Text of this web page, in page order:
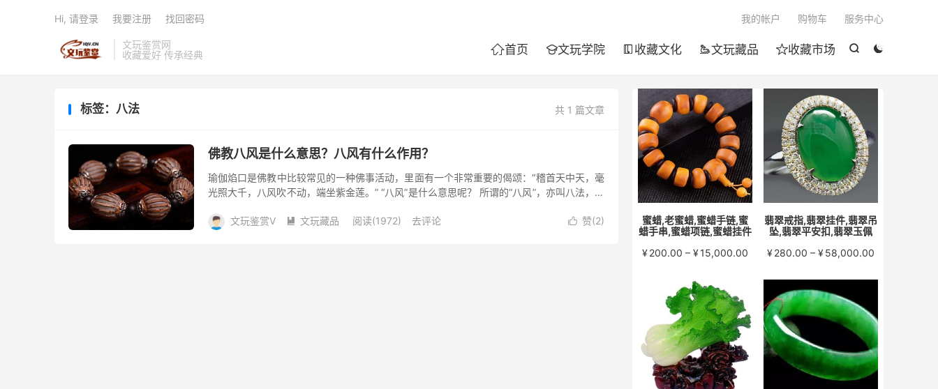
文玩鉴赏网
收藏爱好 传承经典


首页 文玩学院  收藏文化 文玩藏品 收藏市场
我的帐户 购物车 服务中心
Hi, 请登录 我要注册 找回密码
共 1 篇文章
标签：八法
佛教八风是什么意思？八风有什么作用？
瑜伽焰口是佛教中比较常见的一种佛事活动，里面有一个非常重要的偈颂：“稽首天中天，毫
光照大千，八风吹不动，端坐紫金莲。” “八风”是什么意思呢？ 所谓的“八风”，亦叫八法，是
 赞(2)
文玩鉴赏V  文玩藏品 阅读(1972) 去评论
蜜蜡,老蜜蜡,蜜蜡手链,蜜
蜡手串,蜜蜡项链,蜜蜡挂件
¥200.00 – ¥15,000.00
¥200.00
至
¥15,000.00
翡翠戒指,翡翠挂件,翡翠吊
坠,翡翠平安扣,翡翠玉佩
¥280.00 – ¥58,000.00
范
至
¥58,000.00